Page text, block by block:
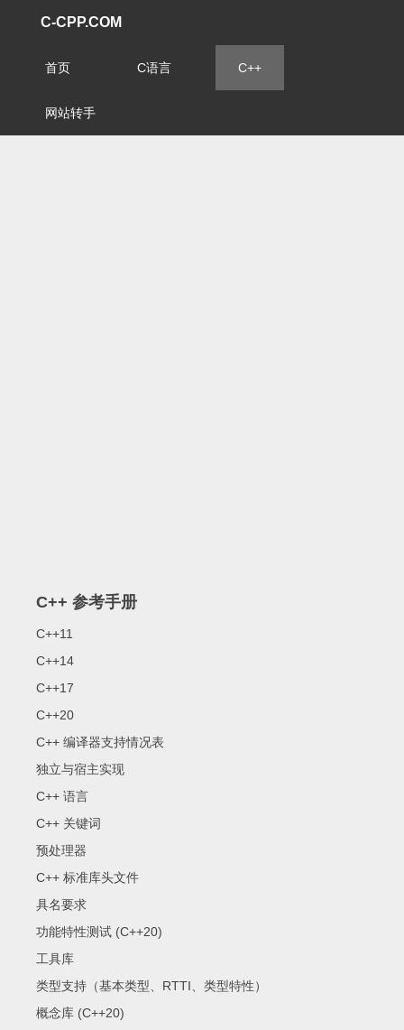
C-CPP.COM
首页 C语言 C++
网站转手
C++ 参考手册
C++11
C++14
C++17
C++20
C++ 编译器支持情况表
独立与宿主实现
C++ 语言
C++ 关键词
预处理器
C++ 标准库头文件
具名要求
功能特性测试 (C++20)
工具库
类型支持（基本类型、RTTI、类型特性）
概念库 (C++20)